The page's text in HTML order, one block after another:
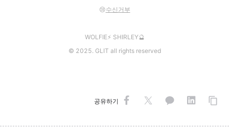
😢수신거부
WOLFIE⚡️ SHIRLEY🔮
©️ 2025. GLIT all rights reserved
공유하기